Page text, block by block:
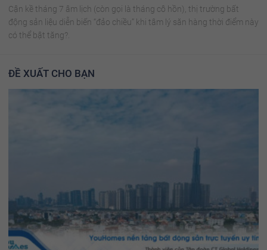
Cận kề tháng 7 âm lịch (còn gọi là tháng cô hồn), thị trường bất
động sản liệu diễn biến “đảo chiều” khi tâm lý săn hàng thời điểm này
có thể bật tăng?.
ĐỀ XUẤT CHO BẠN